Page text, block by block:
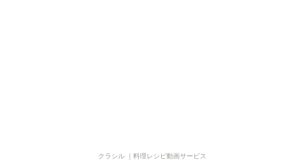
クラシル ｜料理レシピ動画サービス